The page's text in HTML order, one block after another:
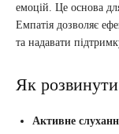
емоцій. Це основа
Емпатія дозволяє
та надавати
Як
Активне